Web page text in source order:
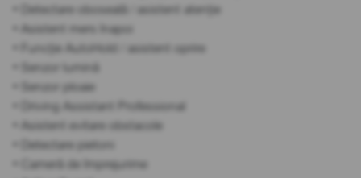
• Detectare oboseală / asistent atenție
• Asistent mers înapoi
• Funcție AutoHold / asistent oprire
• Senzor lumină
• Senzor ploaie
• Driving Assistant Professional
• Asistent evitare obstacole
• Detectare pietoni
• Cameră de împrejurime